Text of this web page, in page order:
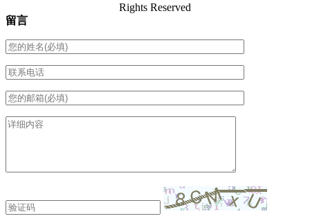
Rights Reserved
留言